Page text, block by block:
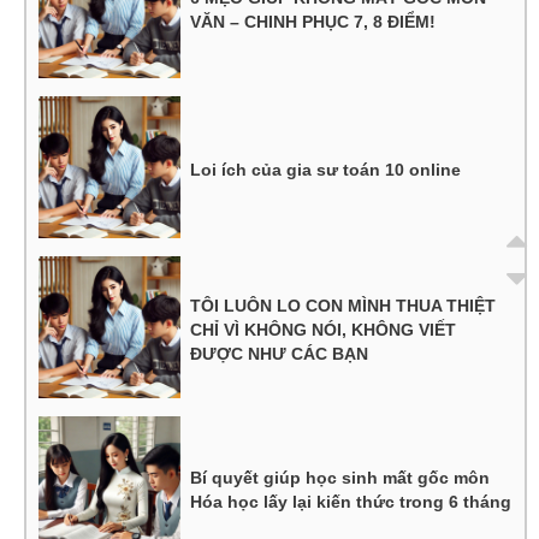
VĂN – CHINH PHỤC 7, 8 ĐIỂM!
Loi ích của gia sư toán 10 online
TÔI LUÔN LO CON MÌNH THUA THIỆT
CHỈ VÌ KHÔNG NÓI, KHÔNG VIẾT
ĐƯỢC NHƯ CÁC BẠN
Bí quyết giúp học sinh mất gốc môn
Hóa học lấy lại kiến thức trong 6 tháng